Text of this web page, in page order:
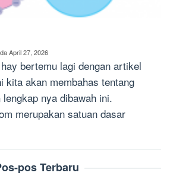
April 27, 2026
bertemu lagi dengan artikel
kita akan membahas tentang
lengkap nya dibawah ini.
merupakan satuan dasar
pos Terbaru